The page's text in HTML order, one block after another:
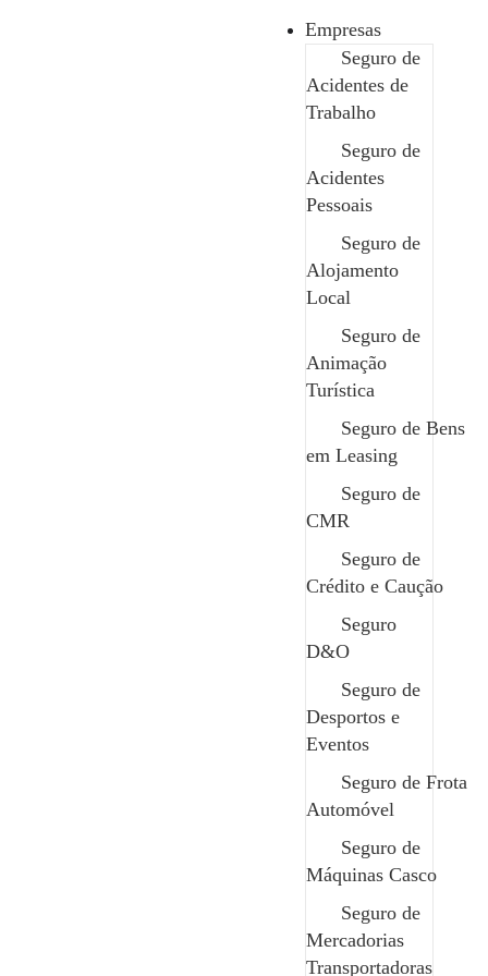
Empresas
Seguro de
Acidentes de
Trabalho
Seguro de
Acidentes
Pessoais
Seguro de
Alojamento
Local
Seguro de
Animação
Turística
Seguro de Bens
em Leasing
Seguro de
CMR
Seguro de
Crédito e Caução
Seguro
D&O
Seguro de
Desportos e
Eventos
Seguro de Frota
Automóvel
Seguro de
Máquinas Casco
Seguro de
Mercadorias
Transportadoras
Se o seu carro
falasse, ele
pediria este
seguro
Imagine-se entrar no carro numa manhã
normal. A rotina de sempre: ligar a ignição,
fazer o caminho habitual e estacionar no
Tudo previsível. Tudo controlado.
Se o seu carro pudesse falar, provavelmente
não pediria mais conforto, nem mais
tecnologia. Pediria mais proteção.